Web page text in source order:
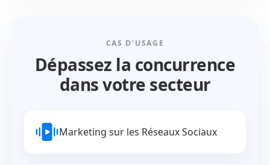
CAS D'USAGE
Dépassez la concurrence
dans votre secteur
Marketing sur les Réseaux Sociaux